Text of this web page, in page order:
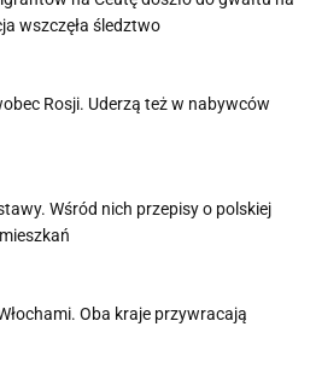
wszczęła śledztwo
Rosji. Uderzą też w nabywców
Wśród nich przepisy o polskiej
Oba kraje przywracają